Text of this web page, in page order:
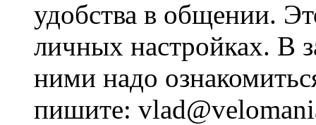
удобства в общении.
личных настройках. В
ними надо
пишите: